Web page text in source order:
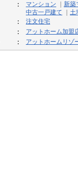
マンション 新築
中古一戸建て
土
注文住宅
アットホーム加盟
アットホームリゾ